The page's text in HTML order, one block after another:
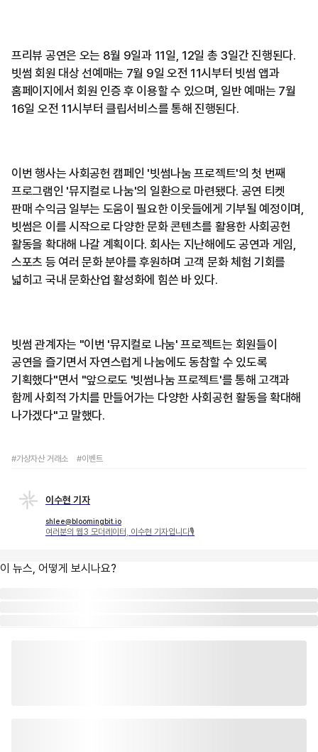
프리뷰 공연은 오는 8월 9일과 11일, 12일 총 3일간 진행된다.
빗썸 회원 대상 선예매는 7월 9일 오전 11시부터 빗썸 앱과
홈페이지에서 회원 인증 후 이용할 수 있으며, 일반 예매는 7월
16일 오전 11시부터 클립서비스를 통해 진행된다.
이번 행사는 사회공헌 캠페인 '빗썸나눔 프로젝트'의 첫 번째
프로그램인 '뮤지컬로 나눔'의 일환으로 마련됐다. 공연 티켓
판매 수익금 일부는 도움이 필요한 이웃들에게 기부될 예정이며,
빗썸은 이를 시작으로 다양한 문화 콘텐츠를 활용한 사회공헌
활동을 확대해 나갈 계획이다. 회사는 지난해에도 공연과 게임,
스포츠 등 여러 문화 분야를 후원하며 고객 문화 체험 기회를
넓히고 국내 문화산업 활성화에 힘쓴 바 있다.
빗썸 관계자는 "이번 '뮤지컬로 나눔' 프로젝트는 회원들이
공연을 즐기면서 자연스럽게 나눔에도 동참할 수 있도록
기획했다"면서 "앞으로도 '빗썸나눔 프로젝트'를 통해 고객과
함께 사회적 가치를 만들어가는 다양한 사회공헌 활동을 확대해
나가겠다"고 말했다.
#가상자산 거래소 #이벤트
이수현 기자
shlee@bloomingbit.io
여러분의 웹3 모더레이터, 이수현 기자입니다🎙
이 뉴스, 어떻게 보시나요?